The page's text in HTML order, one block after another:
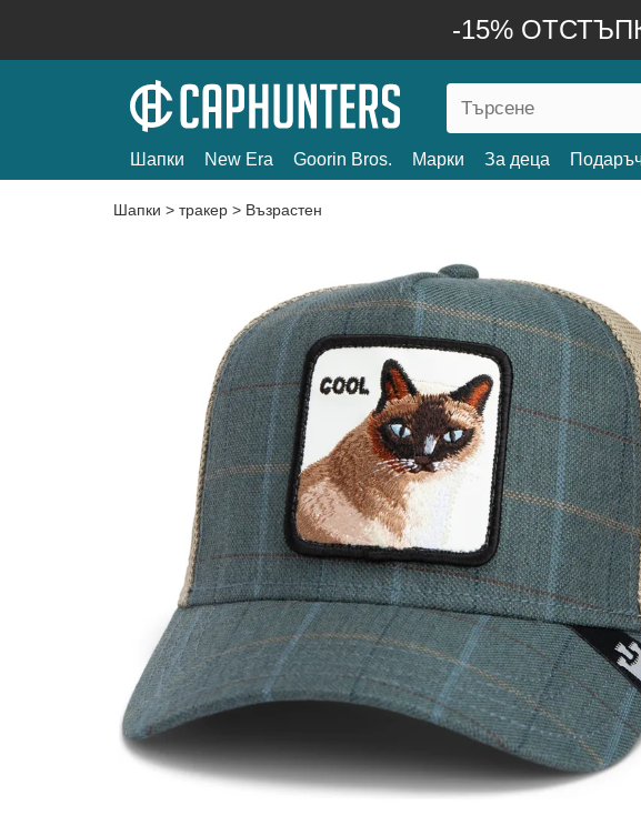
-15%
Шапки New Era Goorin Bros. Марки За деца
Шапки > тракер > Възрастен